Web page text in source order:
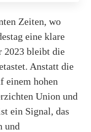
Zeiten, wo
eine klare
2023 bleibt die
Anstatt die
einem hohen
Union und
ein Signal, das
und